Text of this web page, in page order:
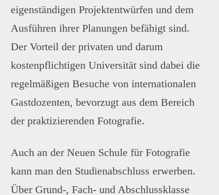
eigenständigen Projektentwürfen und dem
Ausführen ihrer Planungen befähigt sind.
Der Vorteil der privaten und darum
kostenpflichtigen Universität sind dabei die
regelmäßigen Besuche von internationalen
Gastdozenten, bevorzugt aus dem Bereich
der praktizierenden Fotografie.
Auch an der Neuen Schule für Fotografie
kann man den Studienabschluss erwerben.
Über Grund-, Fach- und Abschlussklasse